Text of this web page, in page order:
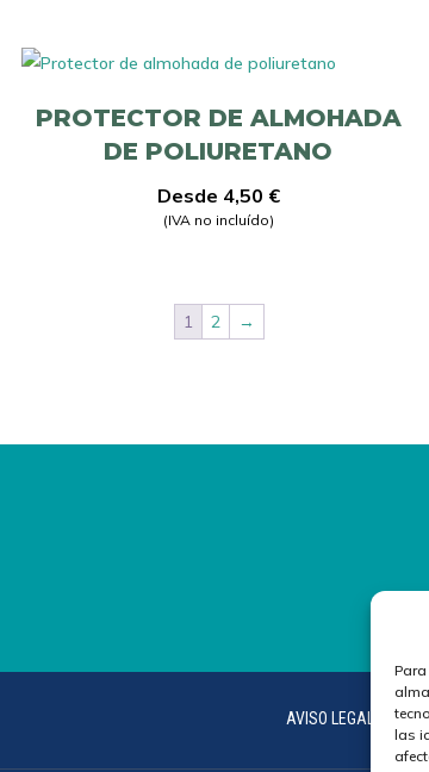
las
PROTECTOR DE ALMOHADA
DE POLIURETANO
Desde 4,50 €
(IVA no incluído)
1 2 →
AVISO LEGAL